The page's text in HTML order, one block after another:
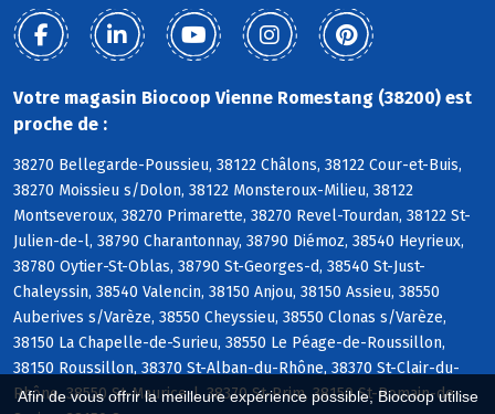
Afin de vous offrir la meilleure expérience possible, Biocoop utilise
Votre magasin Biocoop Vienne Romestang (38200) est
proche de :
38270 Bellegarde-Poussieu, 38122 Châlons, 38122 Cour-et-Buis,
38270 Moissieu s/Dolon, 38122 Monsteroux-Milieu, 38122
Montseveroux, 38270 Primarette, 38270 Revel-Tourdan, 38122 St-
Julien-de-l, 38790 Charantonnay, 38790 Diémoz, 38540 Heyrieux,
38780 Oytier-St-Oblas, 38790 St-Georges-d, 38540 St-Just-
Chaleyssin, 38540 Valencin, 38150 Anjou, 38150 Assieu, 38550
Auberives s/Varèze, 38550 Cheyssieu, 38550 Clonas s/Varèze,
38150 La Chapelle-de-Surieu, 38550 Le Péage-de-Roussillon,
38150 Roussillon, 38370 St-Alban-du-Rhône, 38370 St-Clair-du-
Rhône, 38550 St-Maurice-l, 38370 St-Prim, 38150 St-Romain-de-